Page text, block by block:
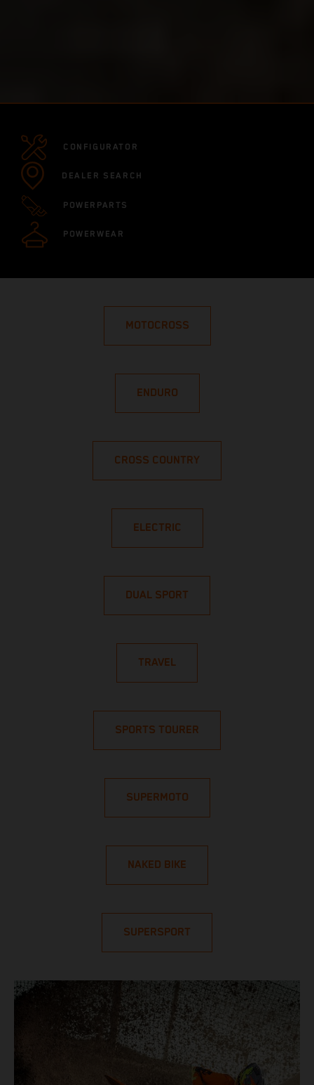
CONFIGURATOR
DEALER SEARCH
POWERPARTS
POWERWEAR
MOTOCROSS
ENDURO
CROSS COUNTRY
ELECTRIC
DUAL SPORT
TRAVEL
SPORTS TOURER
SUPERMOTO
NAKED BIKE
SUPERSPORT